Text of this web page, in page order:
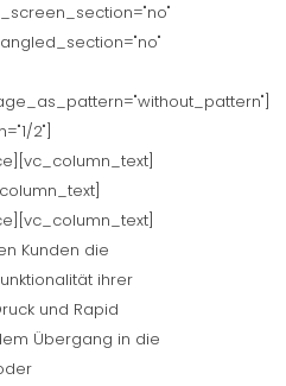
2"]
Kunden die
ihrer
und Rapid
Übergang in die